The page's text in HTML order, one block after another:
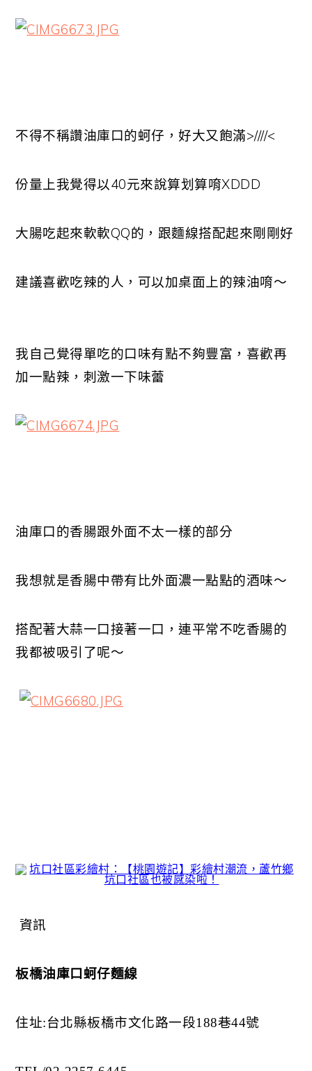
不得不稱讚油庫口的蚵仔，好大又飽滿>////<
份量上我覺得以40元來說算划算唷XDDD
大腸吃起來軟軟QQ的，跟麵線搭配起來剛剛好
建議喜歡吃辣的人，可以加桌面上的辣油唷～
我自己覺得單吃的口味有點不夠豐富，喜歡再
加一點辣，刺激一下味蕾
油庫口的香腸跟外面不太一樣的部分
我想就是香腸中帶有比外面濃一點點的酒味～
搭配著大蒜一口接著一口，連平常不吃香腸的
我都被吸引了呢～
資訊
板橋油庫口蚵仔麵線
住址:台北縣板橋市文化路一段188巷44號